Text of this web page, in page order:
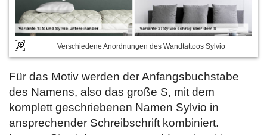
Verschiedene Anordnungen des Wandtattoos Sylvio
Für das Motiv werden der Anfangsbuchstabe
des Namens, also das große S, mit dem
komplett geschriebenen Namen Sylvio in
ansprechender Schreibschrift kombiniert.